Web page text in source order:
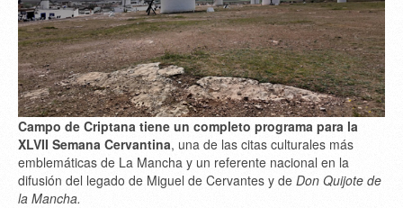
Campo de Criptana tiene un completo programa para la
XLVII Semana Cervantina, una de las citas culturales más
emblemáticas de La Mancha y un referente nacional en la
difusión del legado de Miguel de Cervantes y de Don Quijote de
la Mancha.